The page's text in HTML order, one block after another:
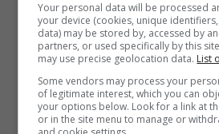
Tantissimi sono invece i
professionistiche
permesso al lavoro per
scendere in campo con la
Your personal data will be processed
your device (cookies, unique
data) may be stored by, accessed by
partners, or used specifically by this
may use precise geolocation data. List
Some vendors may process your
of legitimate interest, which you can
your options below. Look for a link at
or in the site menu to manage or